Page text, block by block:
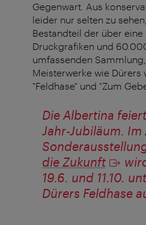
Gegenwart. Aus
leider nur selten zu
Bestandteil der über eine
Druckgrafiken und
umfassenden
Meisterwerke wie Dürers
"Feldhase" und "Zum
Die Albertina
Jahr-Jubiläum. Im
die Zukunft
19.6. und 11.10.
Dürers Feldhase